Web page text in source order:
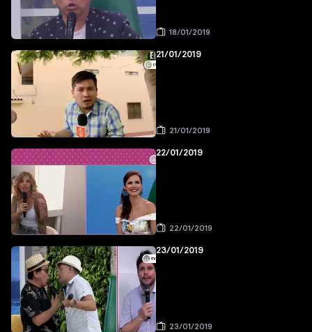
18/01/2019
21/01/2019
21/01/2019
22/01/2019
22/01/2019
23/01/2019
23/01/2019